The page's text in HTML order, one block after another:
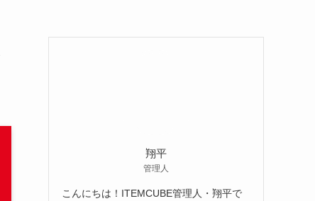
翔平
管理人
こんにちは！ITEMCUBE管理人・翔平で